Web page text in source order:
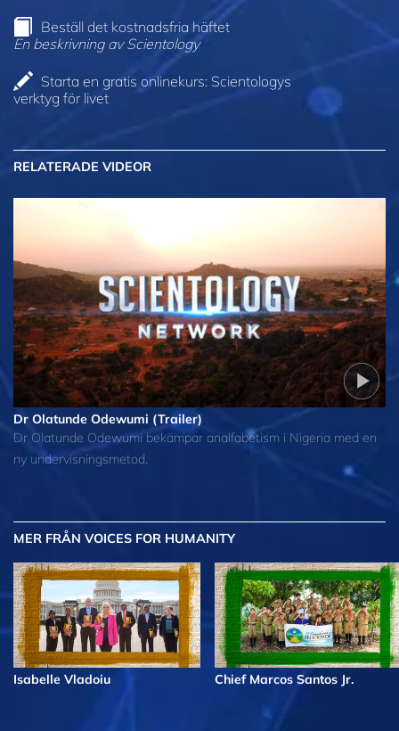
Beställ det kostnadsfria häftet
En beskrivning av Scientology
Starta en gratis onlinekurs: Scientologys
verktyg för livet
RELATERADE VIDEOR
Dr Olatunde Odewumi (Trailer)
Dr Olatunde Odewumi bekämpar analfabetism i Nigeria med en
ny undervisningsmetod.
MER FRÅN VOICES FOR HUMANITY
Isabelle Vladoiu Chief Marcos Santos Jr.